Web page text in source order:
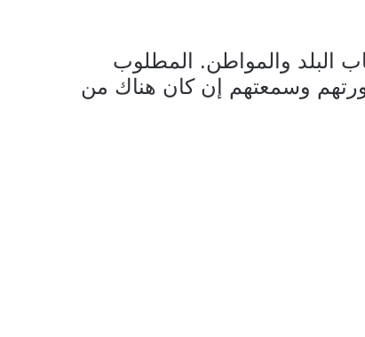
البلد والمواطن. المطلوب
وسمعتهم إن كان هناك من